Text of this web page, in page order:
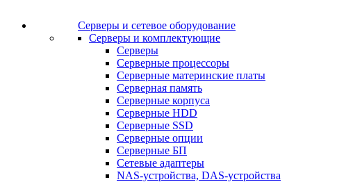
Серверы и сетевое оборудование
Серверы и комплектующие
Серверы
Серверные процессоры
Серверные материнские платы
Серверная память
Серверные корпуса
Серверные HDD
Серверные SSD
Серверные опции
Серверные БП
Сетевые адаптеры
NAS-устройства, DAS-устройства